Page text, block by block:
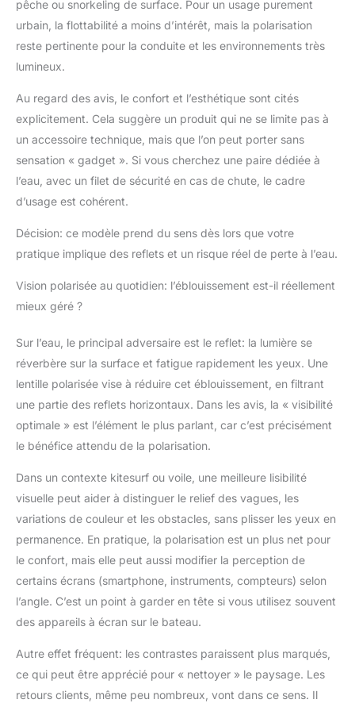
comprenons
l'importance de
protéger les yeux des
verres polarisés en
polycarbonate à double
impact. Avec le
revêtement dur et les
aux chocs, ces verres
l'éblouissement, les
chocs et les rayons UV
yeux sont protégés
le confort : le confort
pratique de sports
nautiques, et c'est
pourquoi les lunettes
de soleil d'Australie
sont dotées de
plaquettes nasales
anti-chocs et de
poignées en
caoutchouc hydrophile
sur les plaquettes et les
tempes. Ces éléments
ajustement sûr et serré,
même lorsqu'il est
mouillé et en
adieu au glissement ou
à l'inconfort et bonjour
à une expérience
confortable et sans
pêche ou snorkeling de surface. Pour un usage purement
urbain, la flottabilité a moins d’intérêt, mais la polarisation
reste pertinente pour la conduite et les environnements très
lumineux.
Au regard des avis, le confort et l’esthétique sont cités
explicitement. Cela suggère un produit qui ne se limite pas à
un accessoire technique, mais que l’on peut porter sans
sensation « gadget ». Si vous cherchez une paire dédiée à
l’eau, avec un filet de sécurité en cas de chute, le cadre
d’usage est cohérent.
Décision: ce modèle prend du sens dès lors que votre
pratique implique des reflets et un risque réel de perte à l’eau.
Vision polarisée au quotidien: l’éblouissement est-il réellement
mieux géré ?
Sur l’eau, le principal adversaire est le reflet: la lumière se
réverbère sur la surface et fatigue rapidement les yeux. Une
lentille polarisée vise à réduire cet éblouissement, en filtrant
une partie des reflets horizontaux. Dans les avis, la « visibilité
optimale » est l’élément le plus parlant, car c’est précisément
le bénéfice attendu de la polarisation.
Dans un contexte kitesurf ou voile, une meilleure lisibilité
visuelle peut aider à distinguer le relief des vagues, les
variations de couleur et les obstacles, sans plisser les yeux en
permanence. En pratique, la polarisation est un plus net pour
le confort, mais elle peut aussi modifier la perception de
certains écrans (smartphone, instruments, compteurs) selon
l’angle. C’est un point à garder en tête si vous utilisez souvent
des appareils à écran sur le bateau.
Autre effet fréquent: les contrastes paraissent plus marqués,
ce qui peut être apprécié pour « nettoyer » le paysage. Les
retours clients, même peu nombreux, vont dans ce sens. Il